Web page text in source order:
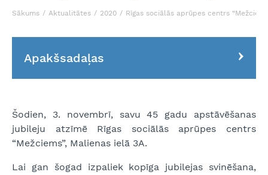
Sākums Aktualitātes 2020 Rīgas sociālās aprūpes centrs
Apakšsadaļas
Šodien, 3. novembrī, savu 45 gadu apstāvēšanas
jubileju atzīmē Rīgas sociālās aprūpes centrs
“Mežciems”, Malienas ielā 3A.
Lai gan šogad izpaliek kopīga jubilejas svinēšana,